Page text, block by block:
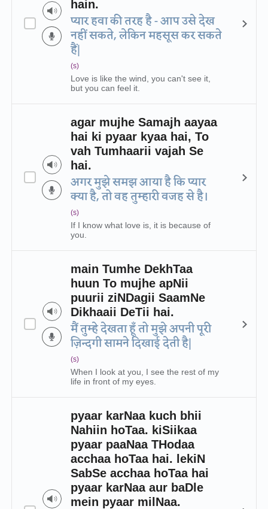
hain.
प्यार हवा की तरह है - आप उसे देख
नहीं सकते, लेकिन महसूस कर सकते
हैं|
(s)
Love is like the wind, you can't see it,
but you can feel it.
agar mujhe Samajh aayaa
hai ki pyaar kyaa hai, To
vah Tumhaarii vajah Se
hai.
अगर मुझे समझ आया है कि प्यार
क्या है, तो वह तुम्हारी वजह से है।
(s)
If I know what love is, it is because of
you.
main Tumhe DekhTaa
huun To mujhe apNii
puurii ziNDagii SaamNe
Dikhaaii DeTii hai.
मैं तुम्हे देखता हूँ तो मुझे अपनी पूरी
ज़िन्दगी सामने दिखाई देती है|
(s)
When I look at you, I see the rest of my
life in front of my eyes.
pyaar karNaa kuch bhii
Nahiin hoTaa. kiSiikaa
pyaar paaNaa THodaa
acchaa hoTaa hai. lekiN
SabSe acchaa hoTaa hai
pyaar karNaa aur baDle
mein pyaar milNaa.